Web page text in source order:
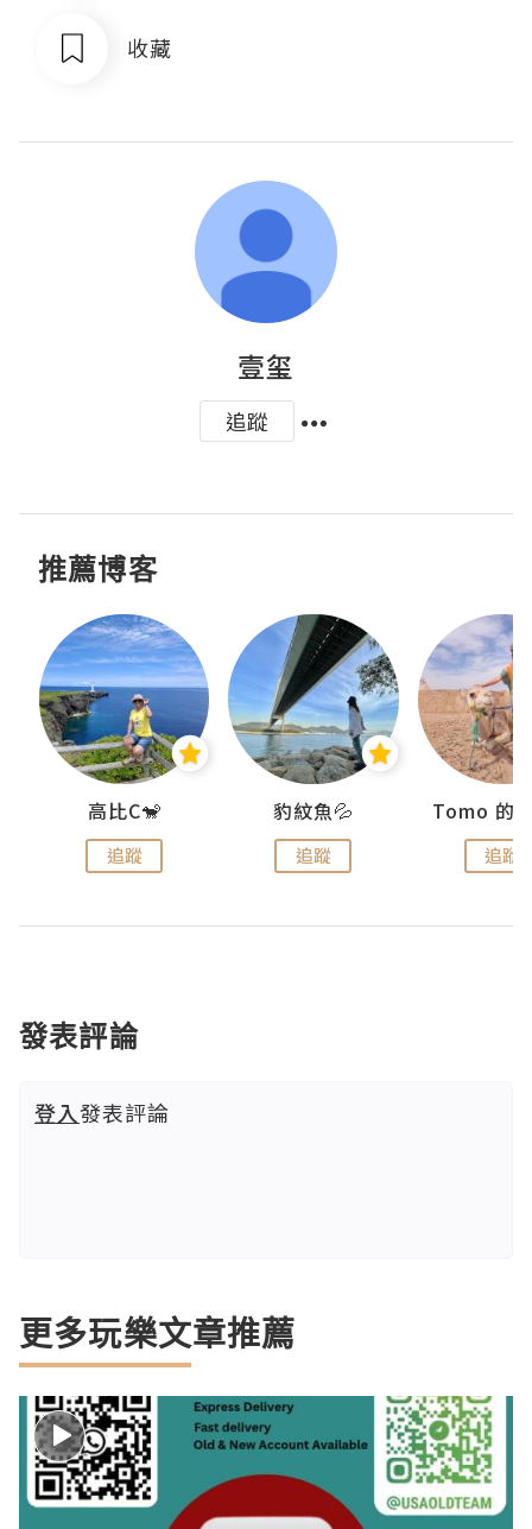
收藏
壹玺
追蹤
推薦博客
高比C🐒
追蹤
豹紋魚💦
追蹤 追蹤
發表評論
登入發表評論
更多玩樂文章推薦